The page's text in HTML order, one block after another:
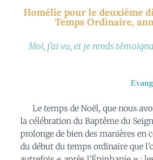
Homélie pour le deuxième
Temps Ordinaire,
Moi, j’ai vu, et je rends
Le temps de Noël, que nous
la célébration du Baptême du
prolonge de bien des manières en
du début du temps ordinaire que